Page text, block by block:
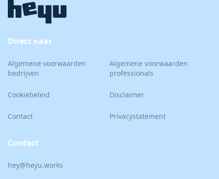
Direct naar
Algemene voorwaarden
bedrijven
Algemene voorwaarden
professionals
Cookiebeleid Disclaimer
Contact Privacystatement
Contact
hey@heyu.works